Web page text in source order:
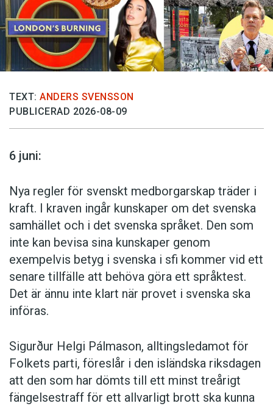
TEXT: ANDERS SVENSSON
PUBLICERAD 2026-08-09
6 juni:
Nya regler för svenskt medborgarskap träder i
kraft. I kraven ingår kunskaper om det svenska
samhället och i det svenska språket. Den som
inte kan bevisa sina kunskaper genom
exempelvis betyg i svenska i sfi kommer vid ett
senare tillfälle att behöva göra ett språktest.
Det är ännu inte klart när provet i svenska ska
införas.
Sigurður Helgi Pálmason, alltingsledamot för
Folkets parti, föreslår i den isländska riksdagen
att den som har dömts till ett minst treårigt
fängelsestraff för ett allvarligt brott ska kunna